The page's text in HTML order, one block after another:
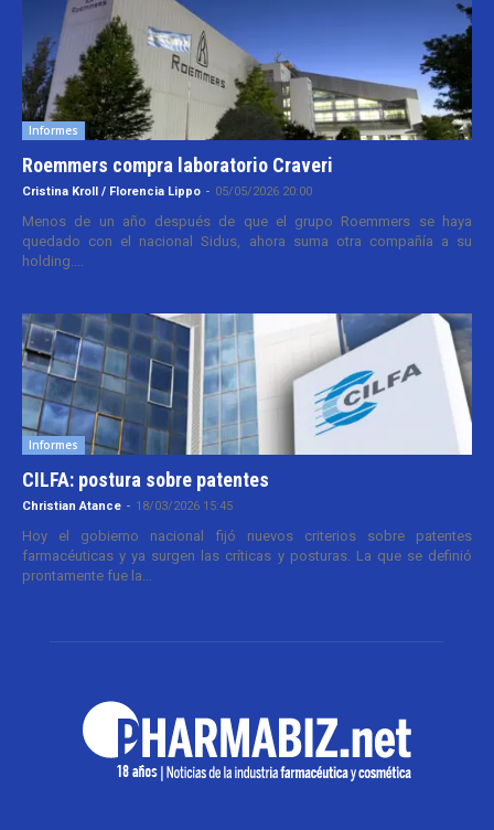
Informes
Roemmers compra laboratorio Craveri
Cristina Kroll / Florencia Lippo - 05/05/2026 20:00
Menos de un año después de que el grupo Roemmers se haya
quedado con el nacional Sidus, ahora suma otra compañía a su
holding....
Informes
CILFA: postura sobre patentes
Christian Atance - 18/03/2026 15:45
Hoy el gobierno nacional fijó nuevos criterios sobre patentes
farmacéuticas y ya surgen las críticas y posturas. La que se definió
prontamente fue la...